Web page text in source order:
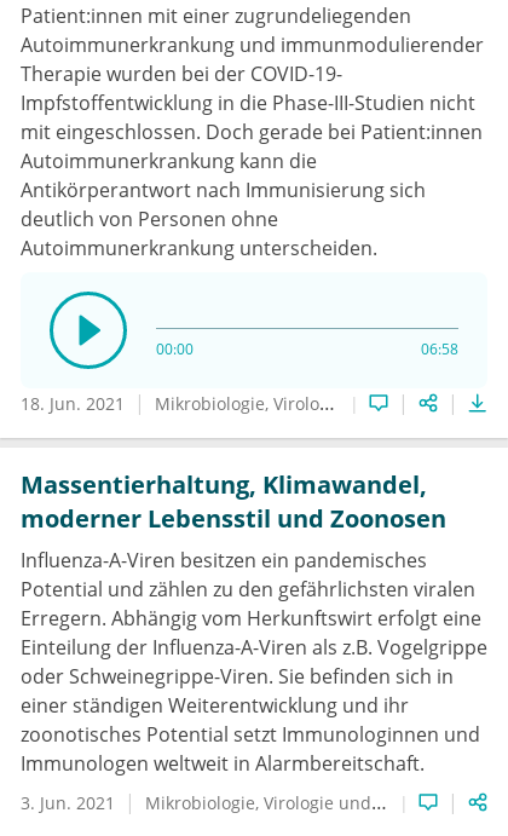
Patient:innen mit einer zugrundeliegenden
Autoimmunerkrankung und immunmodulierender
Therapie wurden bei der COVID-19-
Impfstoffentwicklung in die Phase-III-Studien nicht
mit eingeschlossen. Doch gerade bei Patient:innen
Autoimmunerkrankung kann die
Antikörperantwort nach Immunisierung sich
deutlich von Personen ohne
Autoimmunerkrankung unterscheiden.
00:00 06:58
18. Jun. 2021 Mikrobiologie, Virologie und Infektionsepidemiologie
Massentierhaltung, Klimawandel,
moderner Lebensstil und Zoonosen
Influenza-A-Viren besitzen ein pandemisches
Potential und zählen zu den gefährlichsten viralen
Erregern. Abhängig vom Herkunftswirt erfolgt eine
Einteilung der Influenza-A-Viren als z.B. Vogelgrippe
oder Schweinegrippe-Viren. Sie befinden sich in
einer ständigen Weiterentwicklung und ihr
zoonotisches Potential setzt Immunologinnen und
Immunologen weltweit in Alarmbereitschaft.
3. Jun. 2021 Mikrobiologie, Virologie und Infektionsepidemiologie